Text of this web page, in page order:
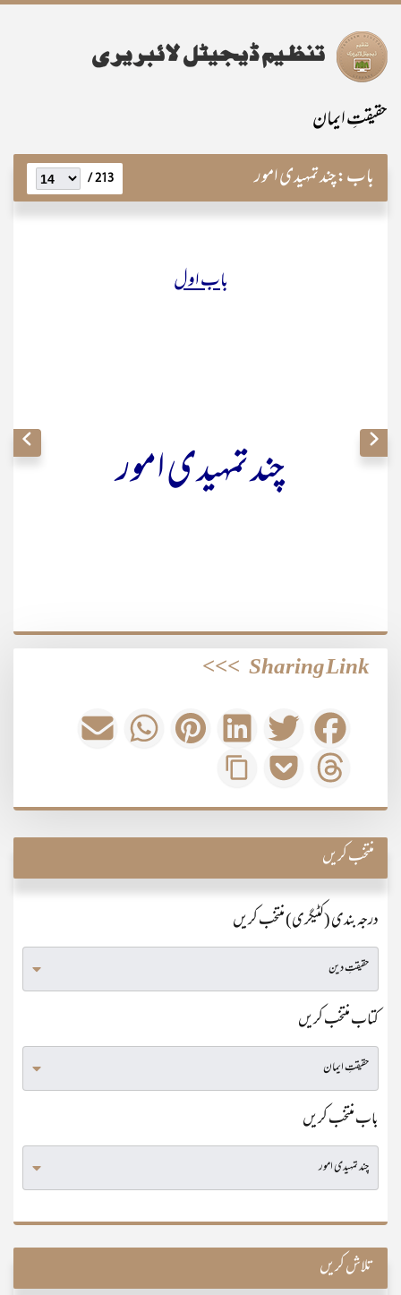
حقیقتِ ایمان
باب:چند تمہیدی امور 213 /
باب اول
چند تمہیدی امور
Sharing Link
>>>
منتخب کریں
درجہ بندی (کٹیگری) منتخب کریں
کتاب منتخب کریں
باب منتخب کریں
تلاش کریں